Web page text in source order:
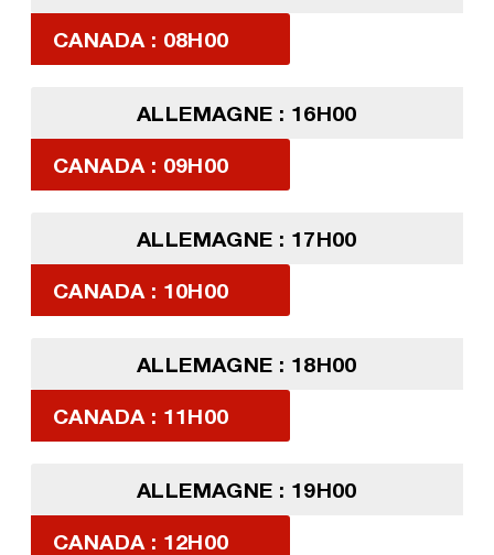
CANADA : 08H00
ALLEMAGNE : 16H00
CANADA : 09H00
ALLEMAGNE : 17H00
CANADA : 10H00
ALLEMAGNE : 18H00
CANADA : 11H00
ALLEMAGNE : 19H00
CANADA : 12H00